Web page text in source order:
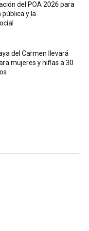
del POA 2026 para
y la
del Carmen llevará
mujeres y niñas a 30